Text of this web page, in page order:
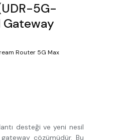
5G-
Gateway
Router 5G Max
desteği ve yeni nesil
çözümüdür. Bu